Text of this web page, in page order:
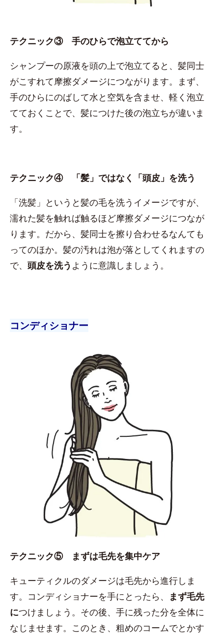
テクニック③ 手のひらで泡立ててから
シャンプーの原液を頭の上で泡立てると、髪同士
がこすれて摩擦ダメージにつながります。まず、
手のひらにのばして水と空気を含ませ、軽く泡立
てておくことで、髪につけた後の泡立ちが違いま
す。
テクニック④ 「髪」ではなく「頭皮」を洗う
「洗髪」というと髪の毛を洗うイメージですが、
濡れた髪を触れば触るほど摩擦ダメージにつなが
ります。だから、髪同士を擦り合わせるなんても
ってのほか。髪の汚れは泡が落としてくれますの
で、 頭皮を洗う ように意識しましょう。
コンディショナー
テクニック⑤ まずは毛先を集中ケア
キューティクルのダメージは毛先から進行しま
す。コンディショナーを手にとったら、
まず毛先
につけましょう。その後、手に残った分を全体に
なじませます。このとき、粗めのコームでとかす